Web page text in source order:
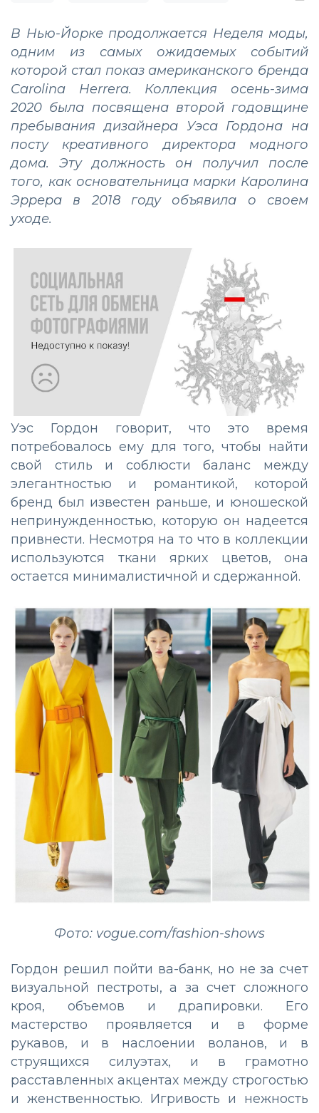
В Нью-Йорке продолжается Неделя моды,
одним из самых ожидаемых событий
которой стал показ американского бренда
Carolina Herrera. Коллекция осень-зима
2020 была посвящена второй годовщине
пребывания дизайнера Уэса Гордона на
посту креативного директора модного
дома. Эту должность он получил после
того, как основательница марки Каролина
Эррера в 2018 году объявила о своем
уходе.
Уэс Гордон говорит, что это время
потребовалось ему для того, чтобы найти
свой стиль и соблюсти баланс между
элегантностью и романтикой, которой
бренд был известен раньше, и юношеской
непринужденностью, которую он надеется
привнести. Несмотря на то что в коллекции
используются ткани ярких цветов, она
остается минималистичной и сдержанной.
Фото: vogue.com/fashion-shows
Гордон решил пойти ва-банк, но не за счет
визуальной пестроты, а за счет сложного
кроя, объемов и драпировки. Его
мастерство проявляется и в форме
рукавов, и в наслоении воланов, и в
струящихся силуэтах, и в грамотно
расставленных акцентах между строгостью
и женственностью. Игривость и нежность